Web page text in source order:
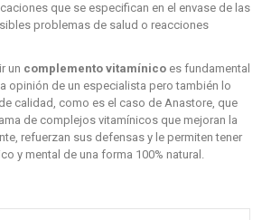
que se especifican en el envase de las
problemas de salud o reacciones
un complemento vitamínico es fundamental
opinión de un especialista pero también lo
calidad, como es el caso de Anastore, que
de complejos vitamínicos que mejoran la
refuerzan sus defensas y le permiten tener
y mental de una forma 100% natural.